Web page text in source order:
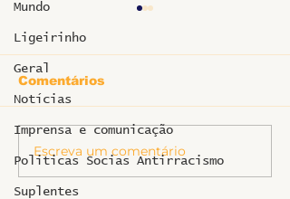
Mundo
Ligeirinho
Geral
Notícias
Imprensa e comunicação
Politicas Socias Antirracismo
Suplentes
Nota de pesar:
Regina Maria
Pedrosa Oliveira
Comentários
Escreva um comentário